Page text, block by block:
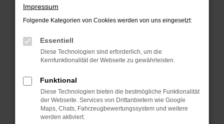
Beim Laden ist ein Fehler aufgetreten.
Hier sind ein paar Tipps, die dir helfen können:
Internetverbindung.
Laden andere Webseiten, zum Beispiel deine
Suchmaschine?
Prüfe deine Browsererweiterungen.
Impressum
Folgende Kategorien von Cookies werden von uns eingesetzt:
Essentiell
Diese Technologien sind erforderlich, um die
Kernfunktionalität der Webseite zu gewährleisten.
Funktional
Diese Technologien bieten die bestmögliche Funktionalität
der Webseite. Services von Drittanbietern wie Google
Maps, Chats, Fahrzeugbewertungssystem und weitere
werden aktiviert.